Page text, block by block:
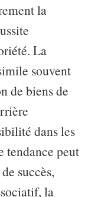
la
La
souvent
de biens de
dans les
tendance peut
succès,
la